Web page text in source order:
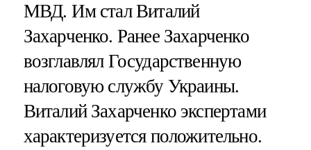
МВД. Им стал Виталий
Захарченко. Ранее Захарченко
возглавлял Государственную
налоговую службу Украины.
Виталий Захарченко экспертами
характеризуется положительно.